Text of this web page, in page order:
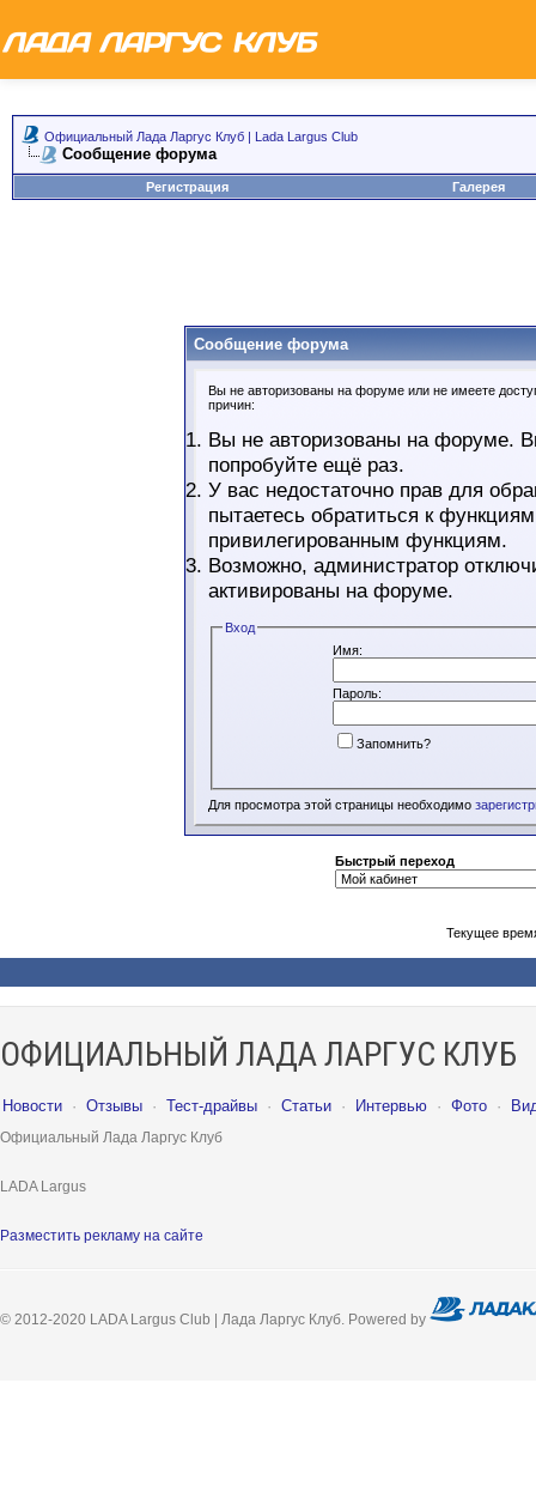
Официальный Лада Ларгус Клуб | Lada Largus Club
Сообщение форума
Регистрация Галерея
Сообщение форума
Вы не авторизованы на форуме или не имеете
причин:
Вы не авторизованы на форуме.
попробуйте ещё раз.
У вас недостаточно прав для
пытаетесь обратиться к
привилегированным функциям.
Возможно, администратор
активированы на форуме.
Вход
Имя:
Пароль:
Запомнить?
Для просмотра этой страницы необходимо
Быстрый переход
Текущее
ОФИЦИАЛЬНЫЙ ЛАДА ЛАРГУС КЛУБ
Новости · Отзывы · Тест-драйвы · Статьи · Интервью · Фото ·
Официальный Лада Ларгус Клуб
LADA Largus
Разместить рекламу на сайте
© 2012-2020 LADA Largus Club | Лада Ларгус Клуб. Powered by